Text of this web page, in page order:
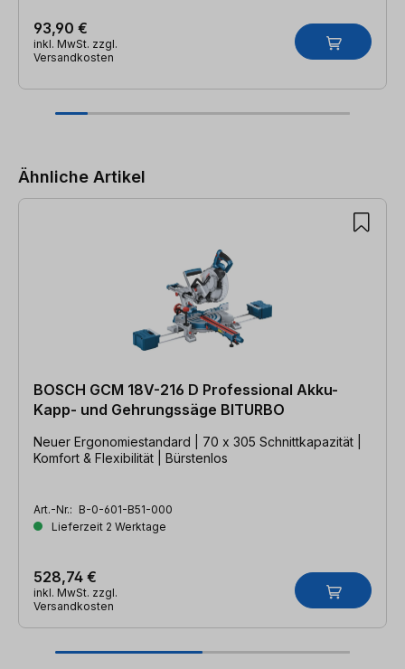
93,90 €
inkl. MwSt. zzgl.
Versandkosten
Ähnliche Artikel
BOSCH GCM 18V-216 D Professional Akku-
Kapp- und Gehrungssäge BITURBO
Neuer Ergonomiestandard | 70 x 305 Schnittkapazität |
Komfort & Flexibilität | Bürstenlos
Art.-Nr.: B-0-601-B51-000
Lieferzeit 2 Werktage
528,74 €
inkl. MwSt. zzgl.
Versandkosten